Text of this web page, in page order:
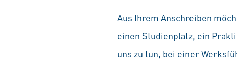
Aus Ihrem Anschreiben
einen Studienplatz, ein
uns zu tun, bei einer